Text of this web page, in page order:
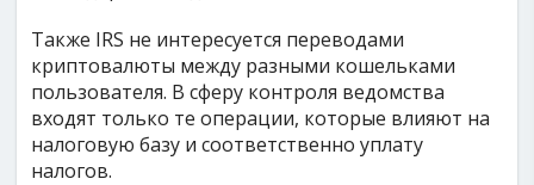
Также IRS не интересуется переводами
криптовалюты между разными кошельками
пользователя. В сферу контроля ведомства
входят только те операции, которые влияют на
налоговую базу и соответственно уплату
налогов.